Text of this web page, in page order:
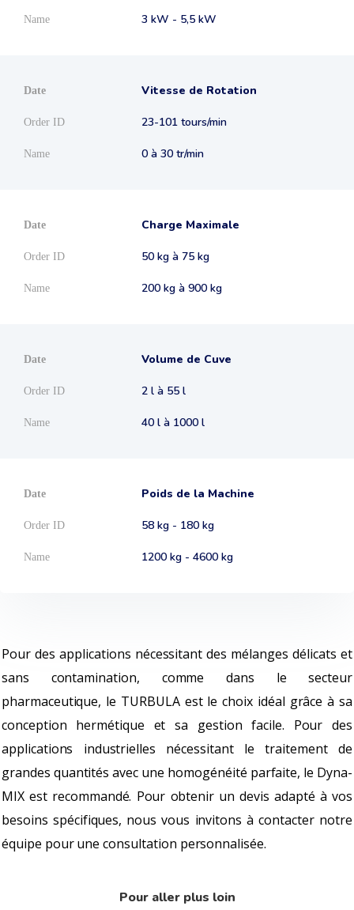
3 kW - 5,5 kW
Vitesse de Rotation
23-101 tours/min
0 à 30 tr/min
Charge Maximale
50 kg à 75 kg
200 kg à 900 kg
Volume de Cuve
2 l à 55 l
40 l à 1000 l
Poids de la Machine
58 kg - 180 kg
1200 kg - 4600 kg
Pour des applications nécessitant des mélanges délicats et
sans contamination, comme dans le secteur
pharmaceutique, le TURBULA est le choix idéal grâce à sa
conception hermétique et sa gestion facile. Pour des
applications industrielles nécessitant le traitement de
grandes quantités avec une homogénéité parfaite, le Dyna-
MIX est recommandé. Pour obtenir un devis adapté à vos
besoins spécifiques, nous vous invitons à contacter notre
équipe pour une consultation personnalisée.
Pour aller plus loin